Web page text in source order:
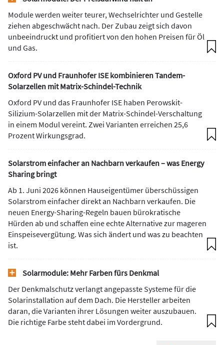
Module werden weiter teurer, Wechselrichter und Gestelle
ziehen abgeschwächt nach. Der Zubau zeigt sich davon
unbeeindruckt und profitiert von den hohen Preisen für Öl
und Gas.
Oxford PV und Fraunhofer ISE kombinieren Tandem-
Solarzellen mit Matrix-Schindel-Technik
Oxford PV und das Fraunhofer ISE haben Perowskit-
Silizium-Solarzellen mit der Matrix-Schindel-Verschaltung
in einem Modul vereint. Zwei Varianten erreichen 25,6
Prozent Wirkungsgrad.
Solarstrom einfacher an Nachbarn verkaufen – was Energy
Sharing bringt
Ab 1. Juni 2026 können Hauseigentümer überschüssigen
Solarstrom einfacher direkt an Nachbarn verkaufen. Die
neuen Energy-Sharing-Regeln bauen bürokratische
Hürden ab und schaffen eine echte Alternative zur mageren
Einspeisevergütung. Was sich ändert und was zu beachten
ist.
Solarmodule: Mehr Farben fürs Denkmal
Der Denkmalschutz verlangt angepasste Systeme für die
Solarinstallation auf dem Dach. Die Hersteller arbeiten
daran, die Varianten ihrer Lösungen weiter auszubauen.
Die richtige Farbe steht dabei im Vordergrund.